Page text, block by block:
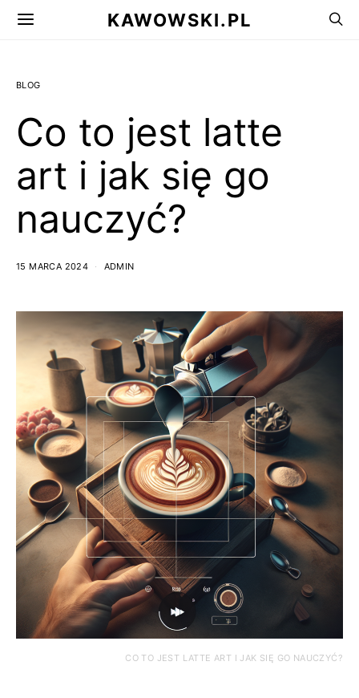
KAWOWSKI.PL
BLOG
Co to jest latte
art i jak się go
nauczyć?
15 MARCA 2024 ADMIN
CO TO JEST LATTE ART I JAK SIĘ GO NAUCZYĆ?